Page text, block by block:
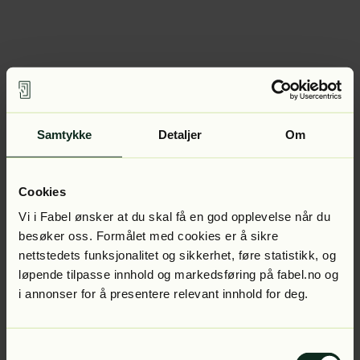
Samtykke Detaljer Om
Cookies
Vi i Fabel ønsker at du skal få en god opplevelse når du
besøker oss. Formålet med cookies er å sikre
nettstedets funksjonalitet og sikkerhet, føre statistikk, og
løpende tilpasse innhold og markedsføring på fabel.no og
i annonser for å presentere relevant innhold for deg.